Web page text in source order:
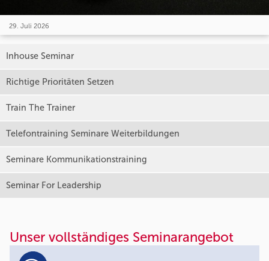
29. Juli 2026
Inhouse Seminar
Richtige Prioritäten Setzen
Train The Trainer
Telefontraining Seminare Weiterbildungen
Seminare Kommunikationstraining
Seminar For Leadership
Unser vollständiges Seminarangebot